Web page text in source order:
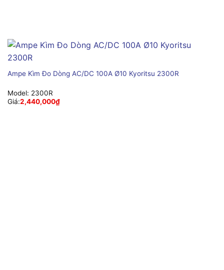
Ampe Kìm Đo Dòng AC/DC 100A Ø10 Kyoritsu 2300R
Model: 2300R
Giá:2,440,000₫